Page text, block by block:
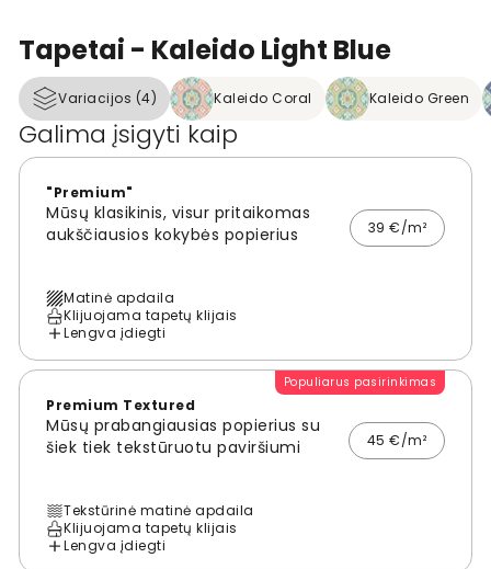
Tapetai - Kaleido Light Blue
Variacijos (4) Kaleido Coral Kaleido Green
Galima įsigyti kaip
"Premium"
Mūsų klasikinis, visur pritaikomas
aukščiausios kokybės popierius
39 €/m²
Matinė apdaila
Klijuojama tapetų klijais
Lengva įdiegti
Populiarus pasirinkimas
Premium Textured
Mūsų prabangiausias popierius su
šiek tiek tekstūruotu paviršiumi
45 €/m²
Tekstūrinė matinė apdaila
Klijuojama tapetų klijais
Lengva įdiegti